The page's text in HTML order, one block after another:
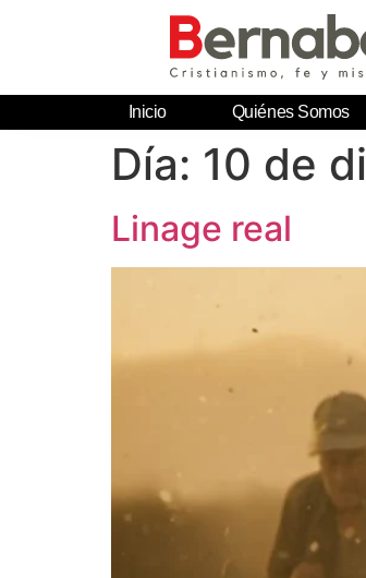
Inicio Quiénes Somos
Día: 10 de
Linage real